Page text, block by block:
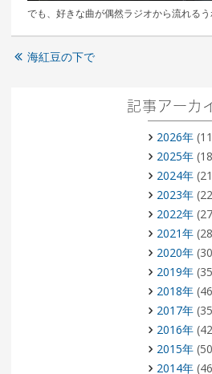
でも、好きな曲が偶然ラジオから流れるう
海紅豆の下で
記事アーカ
2026年
2025年
2024年
2023年
2022年
2021年
2020年
2019年
2018年
2017年
2016年
2015年
2014年